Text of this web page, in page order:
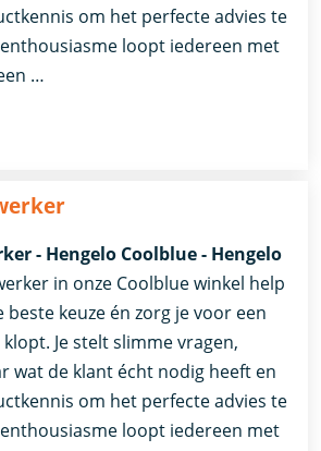
om het perfecte advies te
loopt iedereen met
…
- Hengelo Coolblue - Hengelo
in onze Coolblue winkel help
keuze én zorg je voor een
Je stelt slimme vragen,
wat de klant écht nodig heeft en
om het perfecte advies te
loopt iedereen met